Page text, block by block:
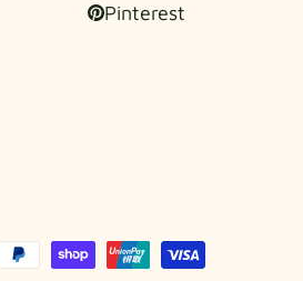
Pinterest